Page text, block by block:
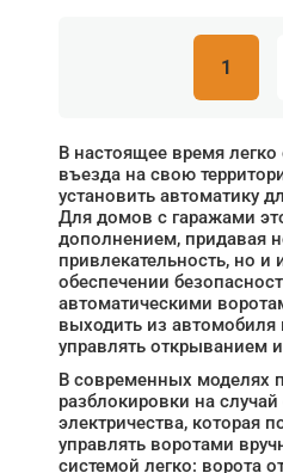
1
В настоящее время легко
въезда на свою
установить автоматику
Для домов с гаражами
дополнением, придавая
привлекательность, но и
обеспечении
автоматическими
выходить из автомобиля
управлять открыванием
В современных моделях
разблокировки на
электричества, которая
управлять воротами
системой легко: ворота